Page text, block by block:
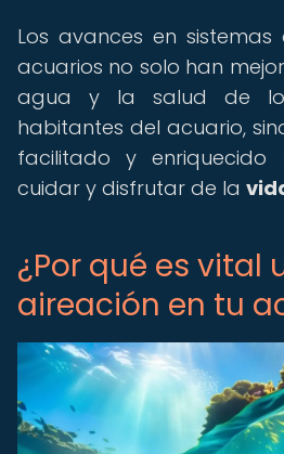
Los avances en
acuarios no solo han
agua y la salud de
habitantes del acuario,
facilitado y enriquecido
cuidar y disfrutar de la
¿Por qué es vital
aireación en tu